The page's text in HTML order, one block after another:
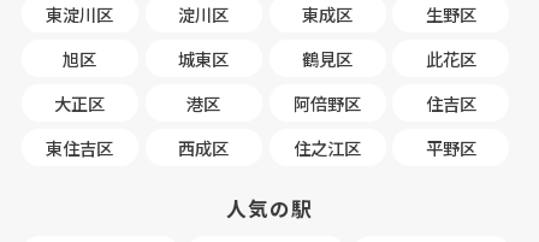
東淀川区
淀川区 東成区
生野区
旭区
城東区 鶴見区
此花区
大正区
港区 阿倍野区
住吉区
東住吉区
西成区 住之江区 平野区
人気の駅